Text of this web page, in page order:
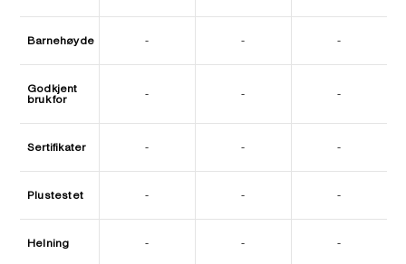
Barnehøyde - - -
Godkjent
bruk for
- - -
Sertifikater - - -
Plustestet - - -
Helning - - -